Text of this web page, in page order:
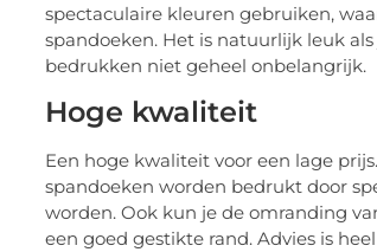
spectaculaire kleuren gebruiken,
spandoeken. Het is natuurlijk leuk
bedrukken niet geheel onbelangrijk.
Hoge kwaliteit
Een hoge kwaliteit voor een lage
spandoeken worden bedrukt door
worden. Ook kun je de omranding
een goed gestikte rand. Advies is